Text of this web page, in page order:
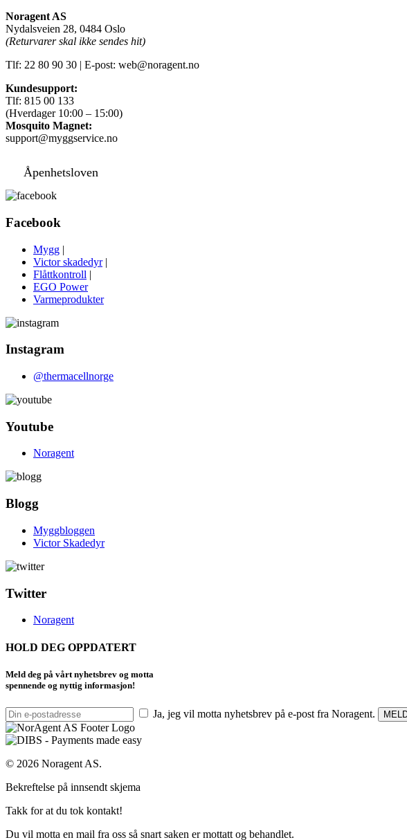
Noragent AS
Nydalsveien 28, 0484 Oslo
(Returvarer skal ikke sendes hit)
Tlf: 22 80 90 30 | E-post: web@noragent.no
Kundesupport:
Tlf: 815 00 133
(Hverdager 10:00 – 15:00)
Mosquito Magnet:
support@myggservice.no
Åpenhetsloven
Facebook
Mygg |
Victor skadedyr |
Flåttkontroll |
EGO Power
Varmeprodukter
Instagram
@thermacellnorge
Youtube
Noragent
Blogg
Myggbloggen
Victor Skadedyr
Twitter
Noragent
HOLD DEG OPPDATERT
Meld deg på vårt nyhetsbrev og motta
spennende og nyttig informasjon!
Ja, jeg vil motta nyhetsbrev på e-post fra Noragent.
© 2026 Noragent AS.
Bekreftelse på innsendt skjema
Takk for at du tok kontakt!
Du vil motta en mail fra oss så snart saken er mottatt og behandlet.